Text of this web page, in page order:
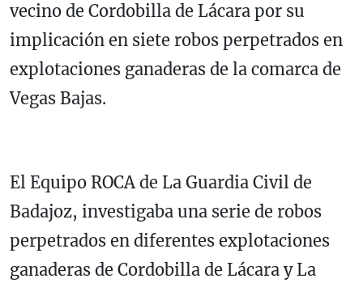
vecino de Cordobilla de Lácara por su
implicación en siete robos perpetrados en
explotaciones ganaderas de la comarca de
Vegas Bajas.
El Equipo ROCA de La Guardia Civil de
Badajoz, investigaba una serie de robos
perpetrados en diferentes explotaciones
ganaderas de Cordobilla de Lácara y La